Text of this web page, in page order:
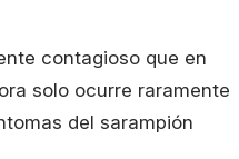
contagioso que en
solo ocurre raramente
del sarampión